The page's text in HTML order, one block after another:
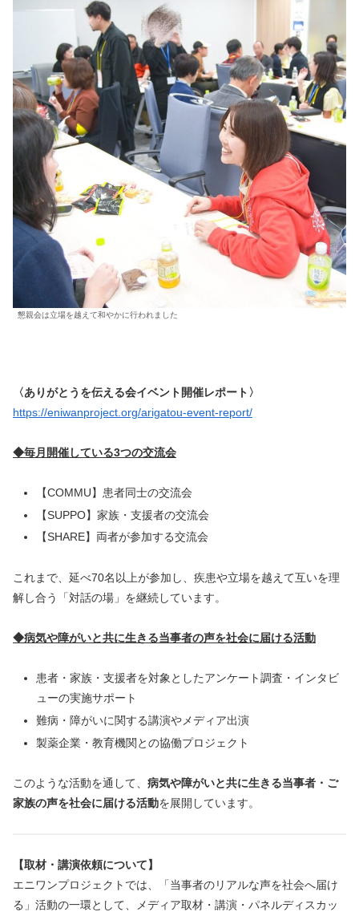
懇親会は立場を越えて和やかに行われました
〈ありがとうを伝える会イベント開催レポート〉
https://eniwanproject.org/arigatou-event-report/
◆毎月開催している3つの交流会
【COMMU】患者同士の交流会
【SUPPO】家族・支援者の交流会
【SHARE】両者が参加する交流会
これまで、延べ70名以上が参加し、疾患や立場を越えて互いを理
解し合う「対話の場」を継続しています。
◆病気や障がいと共に生きる当事者の声を社会に届ける活動
患者・家族・支援者を対象としたアンケート調査・インタビ
ューの実施サポート
難病・障がいに関する講演やメディア出演
製薬企業・教育機関との協働プロジェクト
このような活動を通して、 病気や障がいと共に生きる当事者・ご
家族の声を社会に届ける活動を展開しています。
【取材・講演依頼について】
エニワンプロジェクトでは、「当事者のリアルな声を社会へ届け
る」活動の一環として、メディア取材・講演・パネルディスカッ